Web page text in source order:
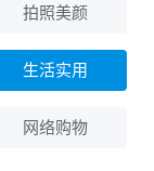
拍照美颜
生活实用
网络购物